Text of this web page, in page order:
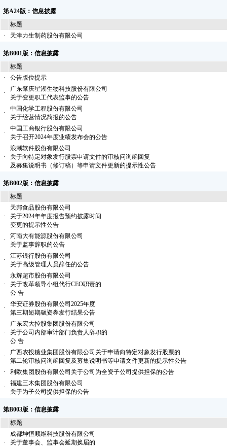
第A24版：信息披露
标题
·
天津力生制药股份有限公司
第B001版：信息披露
标题
·
公告版位提示
·
广东肇庆星湖生物科技股份有限公司
关于变更职工代表监事的公告
·
中国化学工程股份有限公司
关于经营情况简报的公告
·
中国工商银行股份有限公司
关于召开2024年度业绩发布会的公告
·
浪潮软件股份有限公司
关于向特定对象发行股票申请文件的审核问询函回复
及募集说明书（修订稿）等申请文件更新的提示性公告
第B002版：信息披露
标题
·
天邦食品股份有限公司
关于2024年年度报告预约披露时间
变更的提示性公告
·
河南大有能源股份有限公司
关于监事辞职的公告
·
江苏银行股份有限公司
关于高级管理人员辞任的公告
·
永辉超市股份有限公司
关于改革领导小组代行CEO职责的
公 告
·
华安证券股份有限公司2025年度
第三期短期融资券发行结果公告
·
广东宏大控股集团股份有限公司
关于公司内部审计部门负责人辞职的
公 告
·
广西农投糖业集团股份有限公司关于申请向特定对象发行股票的
第二轮审核问询函回复及募集说明书等申请文件更新的提示性公告
·
利欧集团股份有限公司关于公司为全资子公司提供担保的公告
·
福建三木集团股份有限公司
关于为子公司提供担保的公告
第B003版：信息披露
标题
·
成都坤恒顺维科技股份有限公司
关于董事会、监事会延期换届的